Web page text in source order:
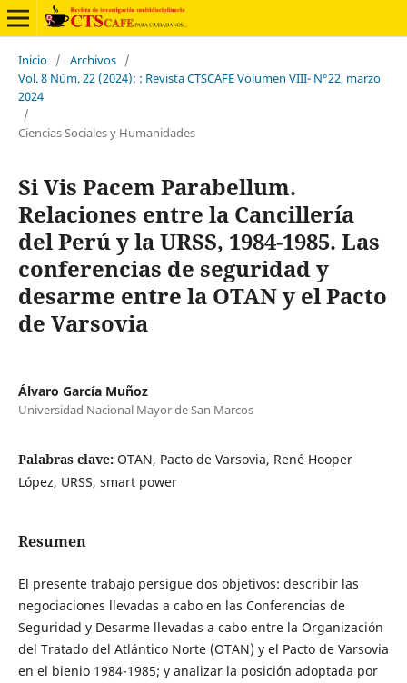
Inicio / Archivos /
Vol. 8 Núm. 22 (2024): : Revista CTSCAFE Volumen VIII- N°22, marzo
2024
/
Ciencias Sociales y Humanidades
Si Vis Pacem Parabellum.
Relaciones entre la Cancillería
del Perú y la URSS, 1984-1985. Las
conferencias de seguridad y
desarme entre la OTAN y el Pacto
de Varsovia
Álvaro García Muñoz
Universidad Nacional Mayor de San Marcos
Palabras clave: OTAN, Pacto de Varsovia, René Hooper
López, URSS, smart power
Resumen
El presente trabajo persigue dos objetivos: describir las
negociaciones llevadas a cabo en las Conferencias de
Seguridad y Desarme llevadas a cabo entre la Organización
del Tratado del Atlántico Norte (OTAN) y el Pacto de Varsovia
en el bienio 1984-1985; y analizar la posición adoptada por